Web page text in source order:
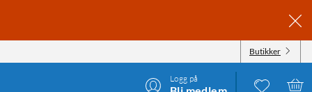
Butikker
Logg på